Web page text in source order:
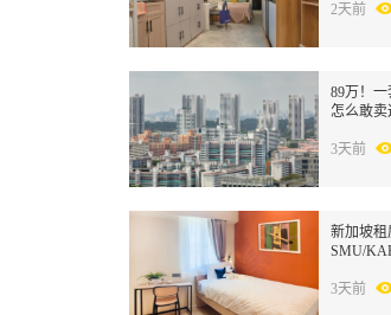
入住！
2天前
89万！一
怎么敢卖
3天前
新加坡租
SMU/
丰俭由人
3天前